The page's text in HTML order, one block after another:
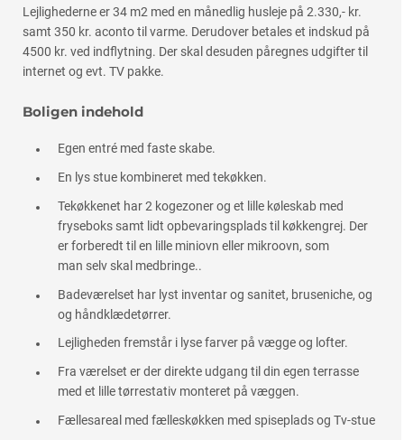
Lejlighederne er 34 m2 med en månedlig husleje på 2.330,- kr.
samt 350 kr. aconto til varme. Derudover betales et indskud på
4500 kr. ved indflytning. Der skal desuden påregnes udgifter til
internet og evt. TV pakke.
Boligen indehold
Egen entré med faste skabe.
En lys stue kombineret med tekøkken.
Tekøkkenet har 2 kogezoner og et lille køleskab med
fryseboks samt lidt opbevaringsplads til køkkengrej. Der
er forberedt til en lille miniovn eller mikroovn, som
man selv skal medbringe..
Badeværelset har lyst inventar og sanitet, bruseniche, og
og håndklædetørrer.
Lejligheden fremstår i lyse farver på vægge og lofter.
Fra værelset er der direkte udgang til din egen terrasse
med et lille tørrestativ monteret på væggen.
Fællesareal med fælleskøkken med spiseplads og Tv-stue